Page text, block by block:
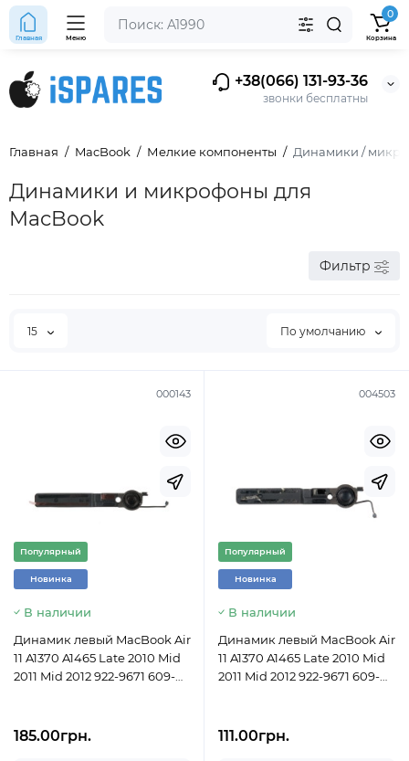
+38(066) 131-93-36
звонки бесплатны
Главная Меню
0
Корзина
Главная MacBook Мелкие компоненты Динамики /
Динамики и микрофоны для
MacBook
Фильтр
15 По умолчанию
000143
Популярный
Новинка
В наличии
Динамик левый MacBook Air
11 A1370 A1465 Late 2010 Mid
2011 Mid 2012 922-9671 609-
185.00грн.
004503
Популярный
Новинка
В наличии
Динамик левый MacBook Air
11 A1370 A1465 Late 2010 Mid
2011 Mid 2012 922-9671 609-
111.00грн.